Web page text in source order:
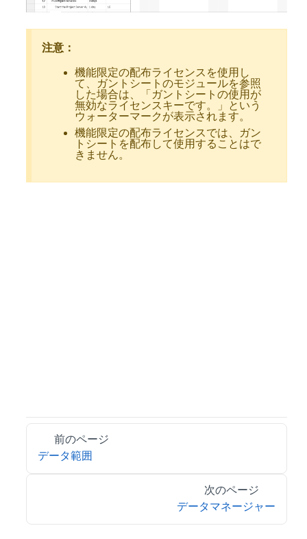
注意：
機能限定の配布ライセンスを使用し
て、ガントシートのモジュールを参照
した場合は、「ガントシートの使用が
無効なライセンスキーです。」という
ウォーターマークが表示されます。
機能限定の配布ライセンスでは、ガン
トシートを配布して使用することはで
きません。
前のページ
データ範囲
次のページ
データマネージャー